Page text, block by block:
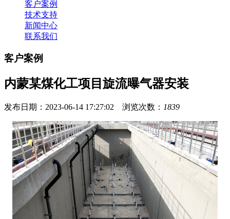
客户案例
技术支持
新闻中心
联系我们
客户案例
内蒙某煤化工项目旋流曝气器安装
发布日期：2023-06-14 17:27:02 浏览次数： 1839